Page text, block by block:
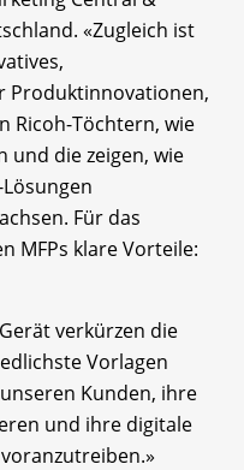
«Zugleich ist
Produktinnovationen,
Ricoh-Töchtern, wie
und die zeigen, wie
Für das
MFPs klare Vorteile:
verkürzen die
Vorlagen
Kunden, ihre
und ihre digitale